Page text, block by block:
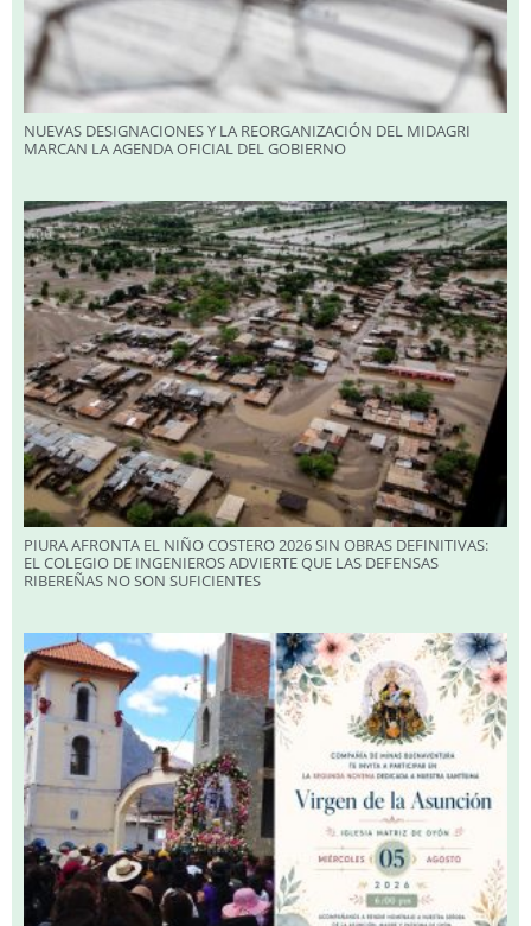
NUEVAS DESIGNACIONES Y LA REORGANIZACIÓN DEL MIDAGRI
MARCAN LA AGENDA OFICIAL DEL GOBIERNO
PIURA AFRONTA EL NIÑO COSTERO 2026 SIN OBRAS DEFINITIVAS:
EL COLEGIO DE INGENIEROS ADVIERTE QUE LAS DEFENSAS
RIBEREÑAS NO SON SUFICIENTES